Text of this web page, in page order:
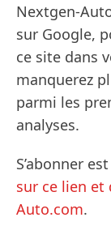
Nextgen-
sur Google,
ce site dans
manquerez
parmi les
analyses.
S’abonner
sur ce lien et
Auto.com.